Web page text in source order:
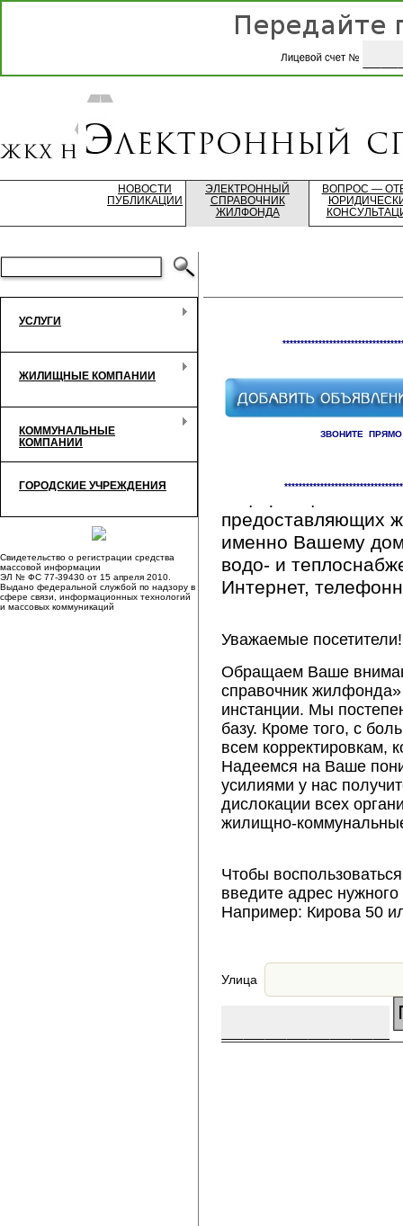
НОВОСТИ
ПУБЛИКАЦИИ
ЭЛЕКТРОННЫЙ
СПРАВОЧНИК
ЖИЛФОНДА
ВОПРОС —
УСЛУГИ
ЖИЛИЩНЫЕ КОМПАНИИ
КОММУНАЛЬНЫЕ
КОМПАНИИ
ГОРОДСКИЕ УЧРЕЖДЕНИЯ
Свидетельство о регистрации средства
массовой информации
ЭЛ № ФС 77-39430 от 15 апреля 2010.
Выдано федеральной службой по надзору в
сфере связи, информационных технологий
и массовых коммуникаций
ЗВОНИТЕ
предоставляющих
именно Вашему
водо- и
Интернет,
Уважаемые посетители!
Обращаем Ваше
справочник
инстанции. Мы
базу. Кроме того, с
всем корректировкам,
Надеемся на Ваше
усилиями у нас
дислокации всех
жилищно-
Чтобы
введите адрес
Например: Кирова 50
Улица